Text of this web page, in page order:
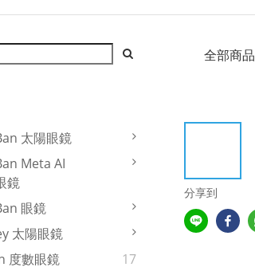
太陽眼鏡
Meta AI
鏡
眼鏡
太陽眼鏡
度數眼鏡
17
全部商品
分享到